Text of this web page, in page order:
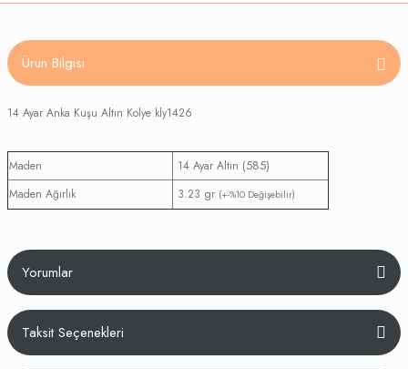
Ürün Bilgisi
14 Ayar Anka Kuşu Altın Kolye kly1426
Maden 14 Ayar Altın (585)
Maden Ağırlık 3.23 gr (+-%10 Değişebilir)
Yorumlar
Bu ürüne ilk yorumu siz yapın!
Taksit Seçenekleri